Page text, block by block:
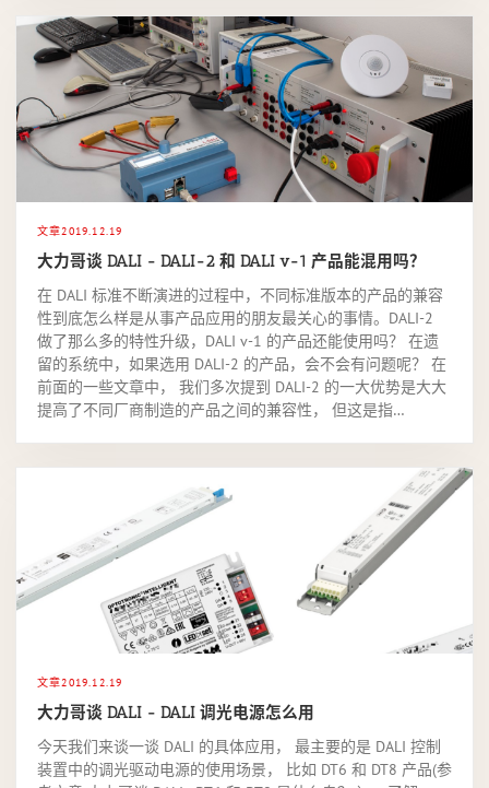
文章2019.12.19
大力哥谈 DALI - DALI-2 和 DALI v-1 产品能混用吗？
在 DALI 标准不断演进的过程中，不同标准版本的产品的兼容
性到底怎么样是从事产品应用的朋友最关心的事情。DALI-2
做了那么多的特性升级，DALI v-1 的产品还能使用吗？ 在遗
留的系统中，如果选用 DALI-2 的产品，会不会有问题呢？ 在
前面的一些文章中， 我们多次提到 DALI-2 的一大优势是大大
提高了不同厂商制造的产品之间的兼容性， 但这是指…
文章2019.12.19
大力哥谈 DALI - DALI 调光电源怎么用
今天我们来谈一谈 DALI 的具体应用， 最主要的是 DALI 控制
装置中的调光驱动电源的使用场景， 比如 DT6 和 DT8 产品(参